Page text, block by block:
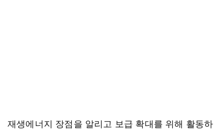
재생에너지 장점을 알리고 보급 확대를 위해 활동하